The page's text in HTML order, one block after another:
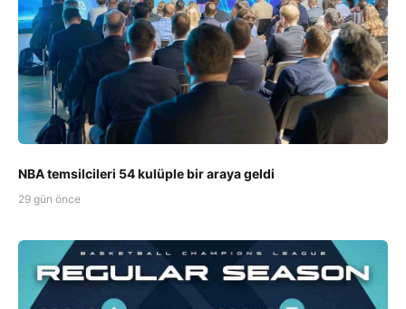
NBA temsilcileri 54 kulüple bir araya geldi
29 gün önce